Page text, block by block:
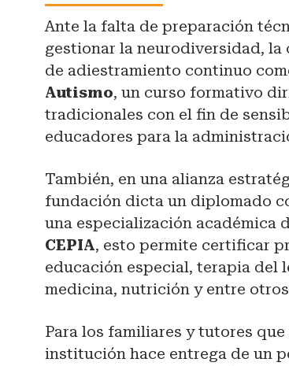
Ante la falta de preparación
gestionar la neurodiversidad,
de adiestramiento continuo
Autismo, un curso formativo
tradicionales con el fin de
educadores para la
También, en una alianza
fundación dicta un diplomado
una especialización académica
CEPIA, esto permite certificar
educación especial, terapia del
medicina, nutrición y entre
Para los familiares y tutores
institución hace entrega de un